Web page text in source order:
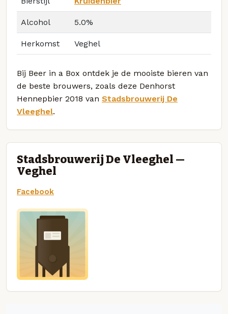
Alcohol 5.0%
Herkomst Veghel
Bij Beer in a Box ontdek je de mooiste bieren van
de beste brouwers, zoals deze Denhorst
Hennepbier 2018 van Stadsbrouwerij De
Vleeghel.
Stadsbrouwerij De Vleeghel —
Veghel
Facebook